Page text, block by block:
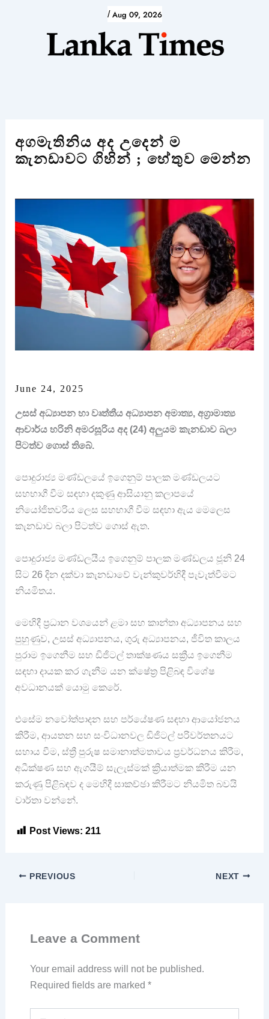
/ Aug 09, 2026
අගමැතිනිය අද උදෙන් ම
කැනඩාවට ගිහින් ; හේතුව මෙන්න
June 24, 2025
උසස් අධ්‍යාපන හා වෘත්තීය අධ්‍යාපන අමාත්‍ය, අග්‍රාමාත්‍ය
ආචාර්ය හරිනි අමරසූරිය අද (24) අලුයම කැනඩාව බලා
පිටත්ව ගොස් තිබේ.
පොදුරාජ්‍ය මණ්ඩලයේ ඉගෙනුම් පාලක මණ්ඩලයට
සහභාගී වීම සඳහා දකුණු ආසියානු කලාපයේ
නියෝජිතවරිය ලෙස සහභාගී වීම සඳහා ඇය මෙලෙස
කැනඩාව බලා පිටත්ව ගොස් ඇත.
පොදුරාජ්‍ය මණ්ඩලයීය ඉගෙනුම් පාලක මණ්ඩලය ජූනි 24
සිට 26 දින දක්වා කැනඩාවේ වැන්කුවර්හිදී පැවැත්වීමට
නියමිතය.
මෙහිදී ප්‍රධාන වශයෙන් ළමා සහ කාන්තා අධ්‍යාපනය සහ
පුහුණුව, උසස් අධ්‍යාපනය, ගුරු අධ්‍යාපනය, ජීවිත කාලය
පුරාම ඉගෙනීම සහ ඩිජිටල් තාක්ෂණය සක්‍රීය ඉගෙනීම
සඳහා දායක කර ගැනීම යන ක්ෂේත්‍ර පිළිබඳ විශේෂ
අවධානයක් යොමු කෙරේ.
එසේම නවෝත්පාදන සහ පර්යේෂණ සඳහා ආයෝජනය
කිරීම, ආයතන සහ සංවිධානවල ඩිජිටල් පරිවර්තනයට
සහාය වීම, ස්ත්‍රී පුරුෂ සමානාත්මතාවය ප්‍රවර්ධනය කිරීම,
අධීක්ෂණ සහ ඇගයීම් සැලැස්මක් ක්‍රියාත්මක කිරීම යන
කරුණු පිළිබඳව ද මෙහිදී සාකච්ඡා කිරීමට නියමිත බවයි
වාර්තා වන්නේ.
Post Views: 211
PREVIOUS NEXT
Leave a Comment
Your email address will not be published.
Required fields are marked *